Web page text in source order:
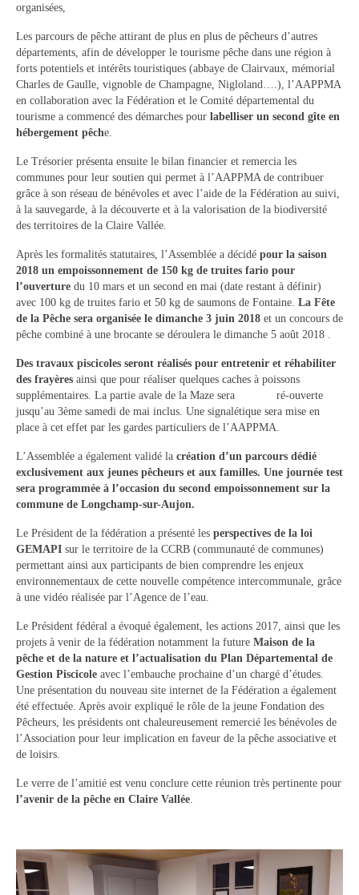
organisées,
Les parcours de pêche attirant de plus en plus de pêcheurs d’autres
départements, afin de développer le tourisme pêche dans une région à
forts potentiels et intérêts touristiques (abbaye de Clairvaux, mémorial
Charles de Gaulle, vignoble de Champagne, Nigloland….), l’AAPPMA
en collaboration avec la Fédération et le Comité départemental du
tourisme a commencé des démarches pour labelliser un second gîte en
hébergement pêche.
Le Trésorier présenta ensuite le bilan financier et remercia les
communes pour leur soutien qui permet à l’AAPPMA de contribuer
grâce à son réseau de bénévoles et avec l’aide de la Fédération au suivi,
à la sauvegarde, à la découverte et à la valorisation de la biodiversité
des territoires de la Claire Vallée.
Après les formalités statutaires, l’Assemblée a décidé pour la saison
2018 un empoissonnement de 150 kg de truites fario pour
l’ouverture du 10 mars et un second en mai (date restant à définir)
avec 100 kg de truites fario et 50 kg de saumons de Fontaine. La Fête
de la Pêche sera organisée le dimanche 3 juin 2018 et un concours de
pêche combiné à une brocante se déroulera le dimanche 5 août 2018 .
Des travaux piscicoles seront réalisés pour entretenir et réhabiliter
des frayères ainsi que pour réaliser quelques caches à poissons
supplémentaires. La partie avale de la Maze sera ré-ouverte
jusqu’au 3ème samedi de mai inclus. Une signalétique sera mise en
place à cet effet par les gardes particuliers de l’AAPPMA.
L’Assemblée a également validé la création d’un parcours dédié
exclusivement aux jeunes pêcheurs et aux familles. Une journée test
sera programmée à l’occasion du second empoissonnement sur la
commune de Longchamp-sur-Aujon.
Le Président de la fédération a présenté les perspectives de la loi
GEMAPI sur le territoire de la CCRB (communauté de communes)
permettant ainsi aux participants de bien comprendre les enjeux
environnementaux de cette nouvelle compétence intercommunale, grâce
à une vidéo réalisée par l’Agence de l’eau.
Le Président fédéral a évoqué également, les actions 2017, ainsi que les
projets à venir de la fédération notamment la future Maison de la
pêche et de la nature et l’actualisation du Plan Départemental de
Gestion Piscicole avec l’embauche prochaine d’un chargé d’études.
Une présentation du nouveau site internet de la Fédération a également
été effectuée. Après avoir expliqué le rôle de la jeune Fondation des
Pêcheurs, les présidents ont chaleureusement remercié les bénévoles de
l’Association pour leur implication en faveur de la pêche associative et
de loisirs.
Le verre de l’amitié est venu conclure cette réunion très pertinente pour
l’avenir de la pêche en Claire Vallée